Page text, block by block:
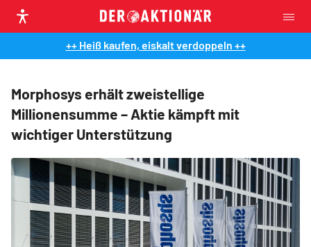
++ Heiß kaufen, eiskalt verdoppeln ++
Morphosys erhält zweistellige
Millionensumme – Aktie kämpft mit
wichtiger Unterstützung